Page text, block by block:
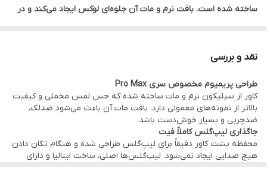
ساخته شده است. بافت نرم و مات آن جلوه‌ای لوکس ایجاد می‌کند و در
هنگام حرکت تکان نخورد. لیپ‌گلس داخل محصول کاملاً اصل و ساخت
ایتالیا است؛ باکیفیت، سالم، پلمپ و آماده استفاده. این لیپ‌گلس‌ها در
رنگ‌بندی‌های هماهنگ با کاور ارائه می‌شوند و جذابیت محصول را چند
برابر می‌کنند.
رنگ‌های این سری شامل Pink Rose، Espresso Brown، Berry Wine،
نقد و بررسی
طراحی پریمیوم مخصوص سری Pro Max
کاور از سیلیکون نرم و مات ساخته شده که حس لمس مخملی و کیفیت
بالاتر از نمونه‌های معمولی دارد. بافت مات آن باعث می‌شود ضدلک،
ضدچربی و بسیار خوش‌دست باشد.
جاگذاری لیپ‌گلس کاملاً فیت
محفظه پشت کاور دقیقاً برای لیپ‌گلس طراحی شده و هنگام تکان دادن
هیچ صدایی ایجاد نمی‌شود. لیپ‌گلس‌ها اصلی، ساخت ایتالیا و دارای